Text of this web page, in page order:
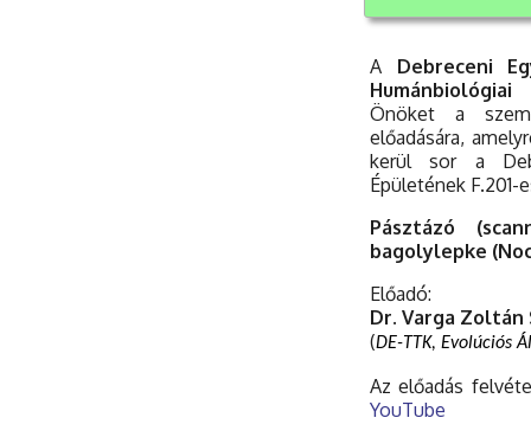
A Debreceni
Humánbiológiai
Önöket a
előadására,
kerül sor a
Épületének F.201-
Pásztázó
bagolylepke
Előadó:
Dr. Varga Zoltán
(DE-TTK, Evolúciós
Az előadás
YouTube